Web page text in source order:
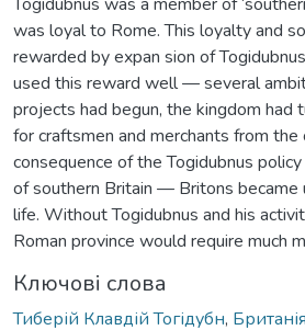
was loyal to Rome. This loyalty and
rewarded by expan sion of
used this reward well — several
projects had begun, the kingdom had
for craftsmen and merchants from
consequence of the Togidubnus policy
of southern Britain — Britons became
life. Without Togidubnus and his
Roman province would require much
Ключові слова
Тиберій Клавдій Тогідубн,